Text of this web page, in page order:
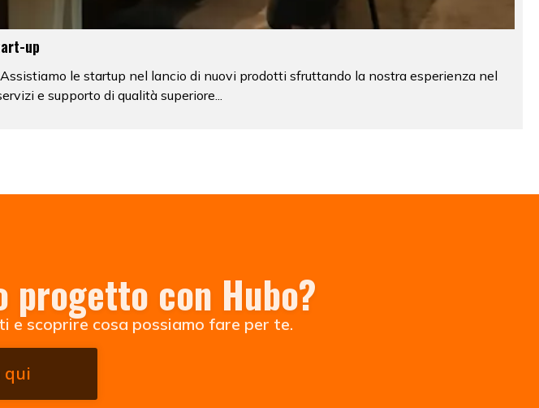
up
le startup nel lancio di nuovi prodotti sfruttando la nostra esperienza nel
e supporto di qualità superiore...
con Hubo?
scoprire cosa possiamo fare per te.
qui